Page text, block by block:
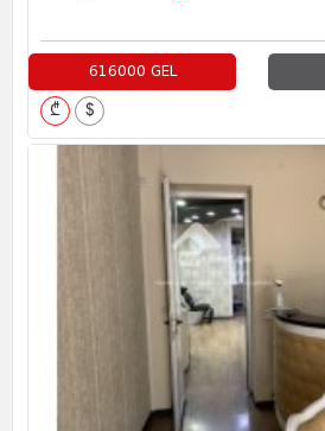
616000 GEL
₾ $